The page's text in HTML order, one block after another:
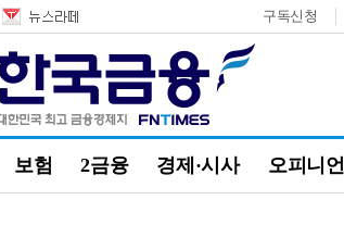
구독신청
보험 2금융 경제·시사 오피니언